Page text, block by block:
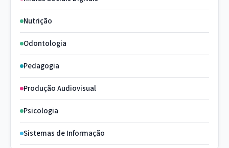
Nutrição
Odontologia
Pedagogia
Produção Audiovisual
Psicologia
Sistemas de Informação